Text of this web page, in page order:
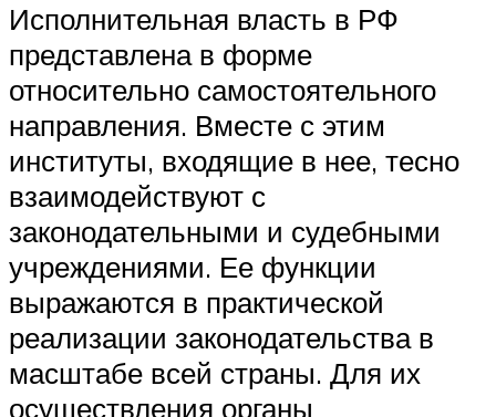
Исполнительная власть в РФ
представлена в форме
относительно самостоятельного
направления. Вместе с этим
институты, входящие в нее, тесно
взаимодействуют с
законодательными и судебными
учреждениями. Ее функции
выражаются в практической
реализации законодательства в
масштабе всей страны. Для их
осуществления органы